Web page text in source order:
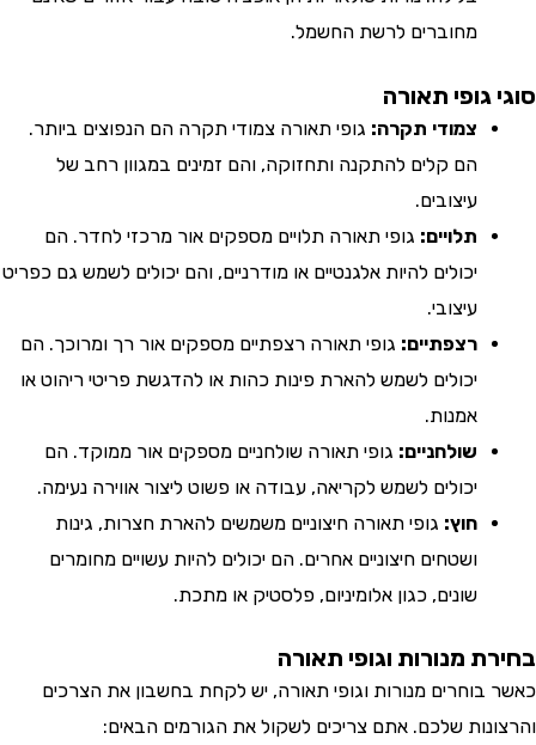
מחוברים לרשת החשמל.
גופי תאורה
צמודי תקרה:גופי תאורה צמודי תקרה הם הנפוצים ביותר.
הם קלים להתקנה ותחזוקה, והם זמינים במגוון רחב של
עיצובים.
תלויים:גופי תאורה תלויים מספקים אור מרכזי לחדר. הם
יכולים להיות אלגנטיים או מודרניים, והם יכולים לשמש גם כפריט
עיצובי.
רצפתיים:גופי תאורה רצפתיים מספקים אור רך ומרוכך. הם
יכולים לשמש להארת פינות כהות או להדגשת פריטי ריהוט או
אמנות.
שולחניים:גופי תאורה שולחניים מספקים אור ממוקד. הם
יכולים לשמש לקריאה, עבודה או פשוט ליצור אווירה נעימה.
חוץ:
גופי תאורה חיצוניים משמשים להארת חצרות, גינות
ושטחים חיצוניים אחרים. הם יכולים להיות עשויים מחומרים
שונים, כגון אלומיניום, פלסטיק או מתכת.
מנורות וגופי תאורה
מנורות וגופי תאורה, יש לקחת בחשבון את הצרכים
שלכם. אתם צריכים לשקול את הגורמים הבאים: